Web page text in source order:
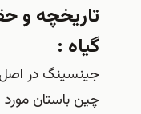
تاریخچه و
گیاه :
جینسینگ در اصل
چین باستان